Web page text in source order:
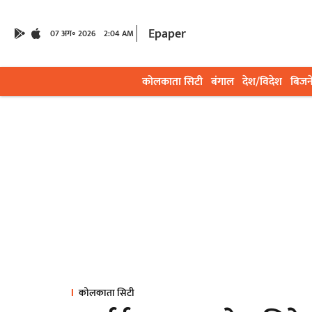
07 अग॰ 2026 2:04 AM Epaper
कोलकाता सिटी बंगाल देश/विदेश
कोलकाता सिटी